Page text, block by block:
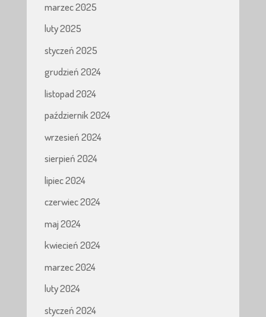
marzec 2025
luty 2025
styczeń 2025
grudzień 2024
listopad 2024
październik 2024
wrzesień 2024
sierpień 2024
lipiec 2024
czerwiec 2024
maj 2024
kwiecień 2024
marzec 2024
luty 2024
styczeń 2024